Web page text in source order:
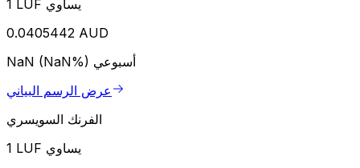
1 LUF يساوي
0.0405442 AUD
NaN (NaN%) أسبوعي
عرض الرسم البياني
الفرنك السويسري
1 LUF يساوي